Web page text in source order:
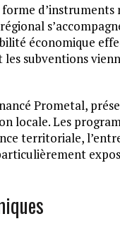
d’instruments
économique
les subventions
Prometal,
locale. Les
territoriale,